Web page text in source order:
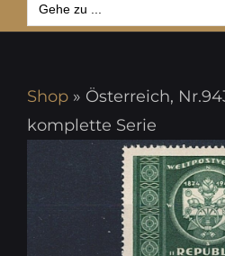
Gehe zu ...
Shop » Österreich,
komplette Serie